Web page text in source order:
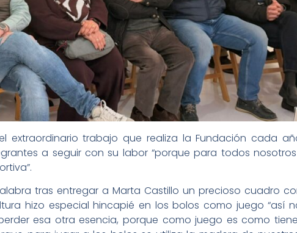
extraordinario trabajo que realiza la Fundación cada
a seguir con su labor “porque para todos
tras entregar a Marta Castillo un precioso cuadro
hizo especial hincapié en los bolos como juego “así
esa otra esencia, porque como juego es como